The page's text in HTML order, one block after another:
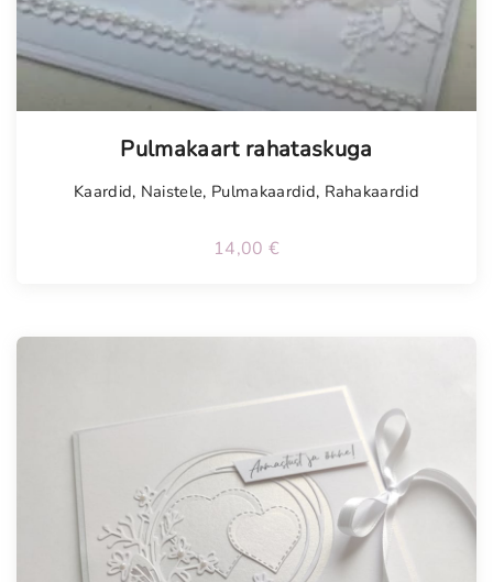
Pulmakaart rahataskuga
Kaardid, Naistele, Pulmakaardid, Rahakaardid
14,00 €